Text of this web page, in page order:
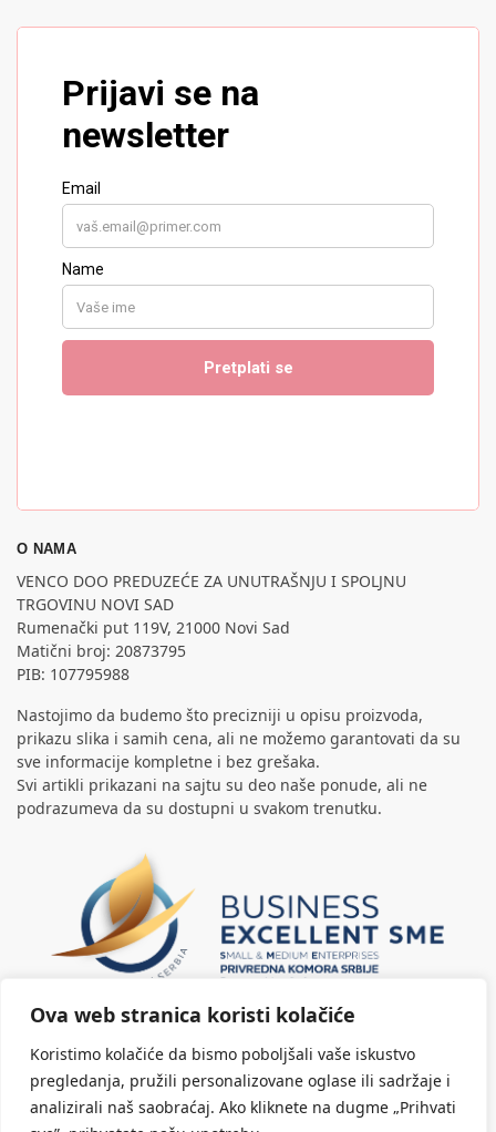
Ova web stranica koristi kolačiće
Koristimo kolačiće da bismo poboljšali vaše iskustvo
pregledanja, pružili personalizovane oglase ili sadržaje i
analizirali naš saobraćaj. Ako kliknete na dugme „Prihvati
O NAMA
VENCO DOO PREDUZEĆE ZA UNUTRAŠNJU I SPOLJNU
TRGOVINU NOVI SAD
Rumenački put 119V, 21000 Novi Sad
Matični broj: 20873795
PIB: 107795988
Nastojimo da budemo što precizniji u opisu proizvoda,
prikazu slika i samih cena, ali ne možemo garantovati da su
sve informacije kompletne i bez grešaka.
Svi artikli prikazani na sajtu su deo naše ponude, ali ne
podrazumeva da su dostupni u svakom trenutku.